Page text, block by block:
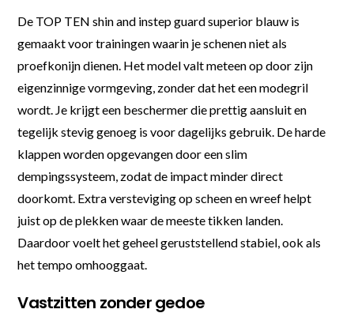
De TOP TEN shin and instep guard superior blauw is
gemaakt voor trainingen waarin je schenen niet als
proefkonijn dienen. Het model valt meteen op door zijn
eigenzinnige vormgeving, zonder dat het een modegril
wordt. Je krijgt een beschermer die prettig aansluit en
tegelijk stevig genoeg is voor dagelijks gebruik. De harde
klappen worden opgevangen door een slim
dempingssysteem, zodat de impact minder direct
doorkomt. Extra versteviging op scheen en wreef helpt
juist op de plekken waar de meeste tikken landen.
Daardoor voelt het geheel geruststellend stabiel, ook als
het tempo omhooggaat.
Vastzitten zonder gedoe